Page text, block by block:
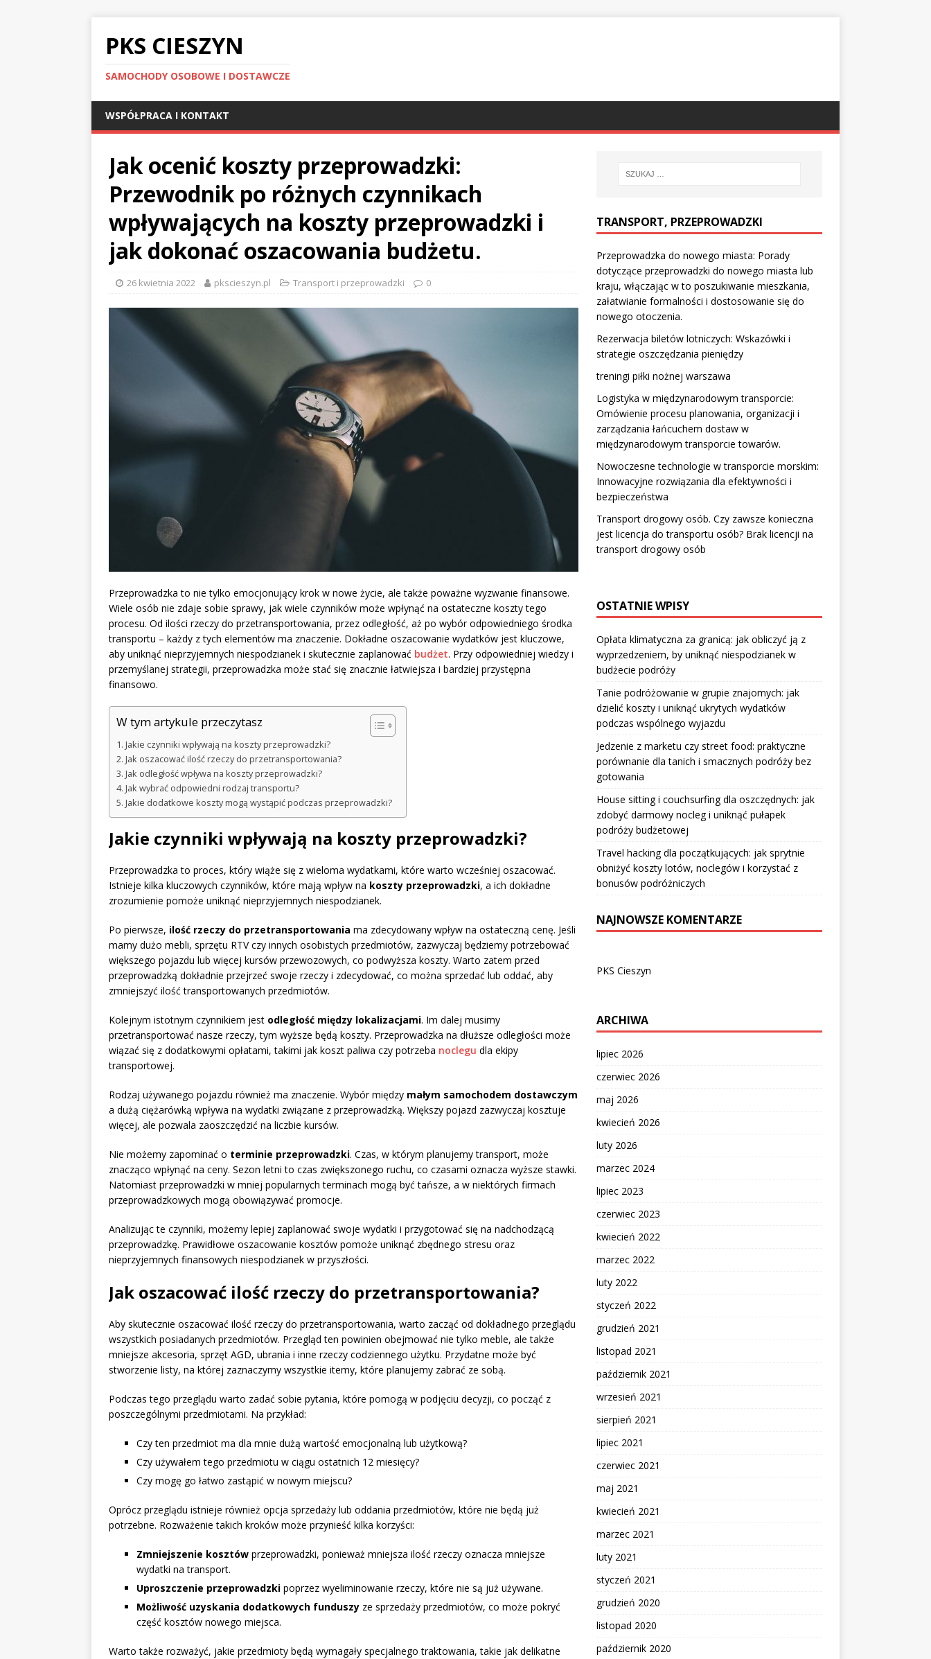
PKS CIESZYN
SAMOCHODY OSOBOWE I DOSTAWCZE
WSPÓŁPRACA I KONTAKT
Jak ocenić koszty przeprowadzki:
Przewodnik po różnych czynnikach
wpływających na koszty przeprowadzki i
jak dokonać oszacowania budżetu.
26 kwietnia 2022 pkscieszyn.pl Transport i przeprowadzki 0
Przeprowadzka to nie tylko emocjonujący krok w nowe życie, ale także poważne wyzwanie finansowe.
Wiele osób nie zdaje sobie sprawy, jak wiele czynników może wpłynąć na ostateczne koszty tego
procesu. Od ilości rzeczy do przetransportowania, przez odległość, aż po wybór odpowiedniego środka
transportu – każdy z tych elementów ma znaczenie. Dokładne oszacowanie wydatków jest kluczowe,
aby uniknąć nieprzyjemnych niespodzianek i skutecznie zaplanować budżet. Przy odpowiedniej wiedzy i
przemyślanej strategii, przeprowadzka może stać się znacznie łatwiejsza i bardziej przystępna
finansowo.
W tym artykule przeczytasz
Jakie czynniki wpływają na koszty przeprowadzki?
Jak oszacować ilość rzeczy do przetransportowania?
Jak odległość wpływa na koszty przeprowadzki?
Jak wybrać odpowiedni rodzaj transportu?
Jakie dodatkowe koszty mogą wystąpić podczas przeprowadzki?
Jakie czynniki wpływają na koszty przeprowadzki?
Przeprowadzka to proces, który wiąże się z wieloma wydatkami, które warto wcześniej oszacować.
Istnieje kilka kluczowych czynników, które mają wpływ na koszty przeprowadzki, a ich dokładne
zrozumienie pomoże uniknąć nieprzyjemnych niespodzianek.
Po pierwsze, ilość rzeczy do przetransportowania ma zdecydowany wpływ na ostateczną cenę. Jeśli
mamy dużo mebli, sprzętu RTV czy innych osobistych przedmiotów, zazwyczaj będziemy potrzebować
większego pojazdu lub więcej kursów przewozowych, co podwyższa koszty. Warto zatem przed
przeprowadzką dokładnie przejrzeć swoje rzeczy i zdecydować, co można sprzedać lub oddać, aby
zmniejszyć ilość transportowanych przedmiotów.
Kolejnym istotnym czynnikiem jest odległość między lokalizacjami. Im dalej musimy
przetransportować nasze rzeczy, tym wyższe będą koszty. Przeprowadzka na dłuższe odległości może
wiązać się z dodatkowymi opłatami, takimi jak koszt paliwa czy potrzeba noclegu dla ekipy
transportowej.
Rodzaj używanego pojazdu również ma znaczenie. Wybór między małym samochodem dostawczym
a dużą ciężarówką wpływa na wydatki związane z przeprowadzką. Większy pojazd zazwyczaj kosztuje
więcej, ale pozwala zaoszczędzić na liczbie kursów.
Nie możemy zapominać o terminie przeprowadzki. Czas, w którym planujemy transport, może
znacząco wpłynąć na ceny. Sezon letni to czas zwiększonego ruchu, co czasami oznacza wyższe stawki.
Natomiast przeprowadzki w mniej popularnych terminach mogą być tańsze, a w niektórych firmach
przeprowadzkowych mogą obowiązywać promocje.
Analizując te czynniki, możemy lepiej zaplanować swoje wydatki i przygotować się na nadchodzącą
przeprowadzkę. Prawidłowe oszacowanie kosztów pomoże uniknąć zbędnego stresu oraz
nieprzyjemnych finansowych niespodzianek w przyszłości.
Jak oszacować ilość rzeczy do przetransportowania?
Aby skutecznie oszacować ilość rzeczy do przetransportowania, warto zacząć od dokładnego przeglądu
wszystkich posiadanych przedmiotów. Przegląd ten powinien obejmować nie tylko meble, ale także
mniejsze akcesoria, sprzęt AGD, ubrania i inne rzeczy codziennego użytku. Przydatne może być
stworzenie listy, na której zaznaczymy wszystkie itemy, które planujemy zabrać ze sobą.
Podczas tego przeglądu warto zadać sobie pytania, które pomogą w podjęciu decyzji, co począć z
poszczególnymi przedmiotami. Na przykład:
Czy ten przedmiot ma dla mnie dużą wartość emocjonalną lub użytkową?
Czy używałem tego przedmiotu w ciągu ostatnich 12 miesięcy?
Czy mogę go łatwo zastąpić w nowym miejscu?
Oprócz przeglądu istnieje również opcja sprzedaży lub oddania przedmiotów, które nie będą już
potrzebne. Rozważenie takich kroków może przynieść kilka korzyści:
Zmniejszenie kosztów przeprowadzki, ponieważ mniejsza ilość rzeczy oznacza mniejsze
wydatki na transport.
Uproszczenie przeprowadzki poprzez wyeliminowanie rzeczy, które nie są już używane.
Możliwość uzyskania dodatkowych funduszy ze sprzedaży przedmiotów, co może pokryć
część kosztów nowego miejsca.
Warto także rozważyć, jakie przedmioty będą wymagały specjalnego traktowania, takie jak delikatne
TRANSPORT, PRZEPROWADZKI
Przeprowadzka do nowego miasta: Porady
dotyczące przeprowadzki do nowego miasta lub
kraju, włączając w to poszukiwanie mieszkania,
załatwianie formalności i dostosowanie się do
nowego otoczenia.
Rezerwacja biletów lotniczych: Wskazówki i
strategie oszczędzania pieniędzy
treningi piłki nożnej warszawa
Logistyka w międzynarodowym transporcie:
Omówienie procesu planowania, organizacji i
zarządzania łańcuchem dostaw w
międzynarodowym transporcie towarów.
Nowoczesne technologie w transporcie morskim:
Innowacyjne rozwiązania dla efektywności i
bezpieczeństwa
Transport drogowy osób. Czy zawsze konieczna
jest licencja do transportu osób? Brak licencji na
transport drogowy osób
OSTATNIE WPISY
Opłata klimatyczna za granicą: jak obliczyć ją z
wyprzedzeniem, by uniknąć niespodzianek w
budżecie podróży
Tanie podróżowanie w grupie znajomych: jak
dzielić koszty i uniknąć ukrytych wydatków
podczas wspólnego wyjazdu
Jedzenie z marketu czy street food: praktyczne
porównanie dla tanich i smacznych podróży bez
gotowania
House sitting i couchsurfing dla oszczędnych: jak
zdobyć darmowy nocleg i uniknąć pułapek
podróży budżetowej
Travel hacking dla początkujących: jak sprytnie
obniżyć koszty lotów, noclegów i korzystać z
bonusów podróżniczych
NAJNOWSZE KOMENTARZE
PKS Cieszyn
ARCHIWA
lipiec 2026
czerwiec 2026
maj 2026
kwiecień 2026
luty 2026
marzec 2024
lipiec 2023
czerwiec 2023
kwiecień 2022
marzec 2022
luty 2022
styczeń 2022
grudzień 2021
listopad 2021
październik 2021
wrzesień 2021
sierpień 2021
lipiec 2021
czerwiec 2021
maj 2021
kwiecień 2021
marzec 2021
luty 2021
styczeń 2021
grudzień 2020
listopad 2020
październik 2020